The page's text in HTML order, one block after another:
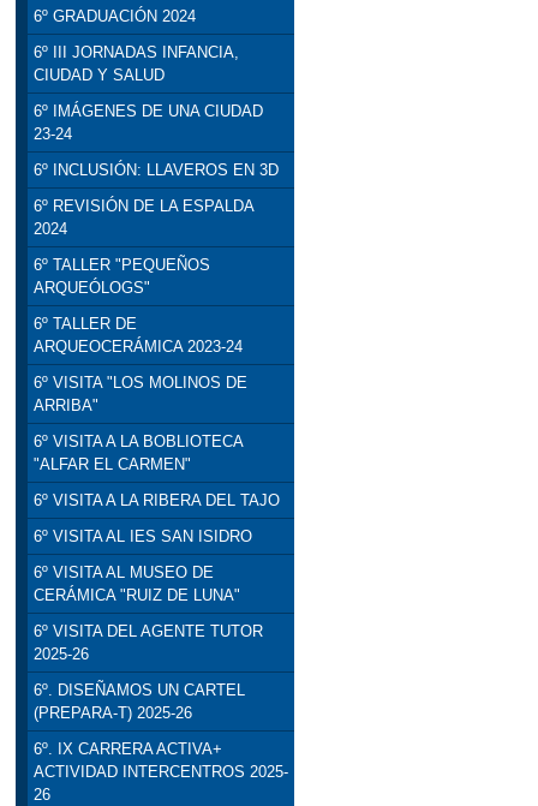
6º GRADUACIÓN 2024
6º III JORNADAS INFANCIA,
CIUDAD Y SALUD
6º IMÁGENES DE UNA CIUDAD
23-24
6º INCLUSIÓN: LLAVEROS EN 3D
6º REVISIÓN DE LA ESPALDA
2024
6º TALLER "PEQUEÑOS
ARQUEÓLOGS"
6º TALLER DE
ARQUEOCERÁMICA 2023-24
6º VISITA "LOS MOLINOS DE
ARRIBA"
6º VISITA A LA BOBLIOTECA
"ALFAR EL CARMEN"
6º VISITA A LA RIBERA DEL TAJO
6º VISITA AL IES SAN ISIDRO
6º VISITA AL MUSEO DE
CERÁMICA "RUIZ DE LUNA"
6º VISITA DEL AGENTE TUTOR
2025-26
6º. DISEÑAMOS UN CARTEL
(PREPARA-T) 2025-26
6º. IX CARRERA ACTIVA+
ACTIVIDAD INTERCENTROS 2025-
26